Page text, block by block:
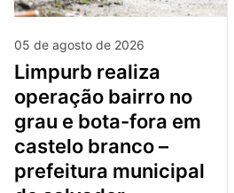
05 de agosto de 2026
limpurb realiza
operação bairro no
grau e bota-fora em
castelo branco –
prefeitura municipal